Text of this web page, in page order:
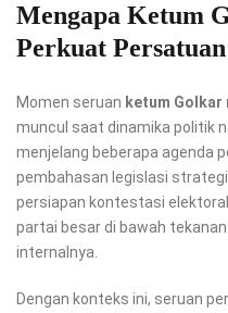
Mengapa Ketum
Perkuat
Momen seruan ketum
muncul saat dinamika politik
menjelang beberapa agenda
pembahasan legislasi
persiapan kontestasi
partai besar di bawah
internalnya.
Dengan konteks ini, seruan